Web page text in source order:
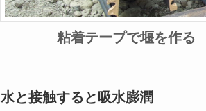
粘着テープで堰を作る
水と接触すると吸水膨潤